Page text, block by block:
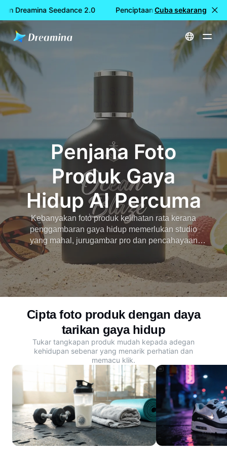
Dreamina Seedance 2.0 Penciptaan video PERCUMA
Cuba sekarang
Utama Cipta Penjana Foto Produk Gaya Hidup AI Percuma
Penjana Foto
Produk Gaya
Hidup AI Percuma
Kebanyakan foto produk kelihatan rata kerana
penggambaran gaya hidup memerlukan studio
yang mahal, jurugambar pro dan pencahayaan
kompleks yang tidak mampu dibeli oleh ramai
penjual. Dreamina menukar teks atau imej ringkas
kepada foto produk gaya hidup yang menakjubkan.
Mula mencipta sekarang.
Cipta foto produk dengan daya
tarikan gaya hidup
Tukar tangkapan produk mudah kepada adegan
kehidupan sebenar yang menarik perhatian dan
memacu klik.